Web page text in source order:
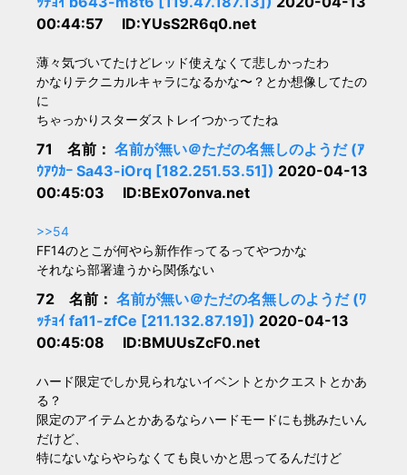
00:44:57 ID:YUsS2R6q0.net
薄々気づいてたけどレッド使えなくて悲しかったわ
かなりテクニカルキャラになるかな〜？とか想像してたの
に
ちゃっかりスターダストレイつかってたね
71 名前： 名前が無い＠ただの名無しのようだ (ｱ
ｳｱｳｶｰ Sa43-iOrq [182.251.53.51]) 2020-04-13
00:45:03 ID:BEx07onva.net
>>54
FF14のとこが何やら新作作ってるってやつかな
それなら部署違うから関係ない
72 名前： 名前が無い＠ただの名無しのようだ (ﾜ
ｯﾁｮｲ fa11-zfCe [211.132.87.19]) 2020-04-13
00:45:08 ID:BMUUsZcF0.net
ハード限定でしか見られないイベントとかクエストとかあ
る？
限定のアイテムとかあるならハードモードにも挑みたいん
だけど、
特にないならやらなくても良いかと思ってるんだけど